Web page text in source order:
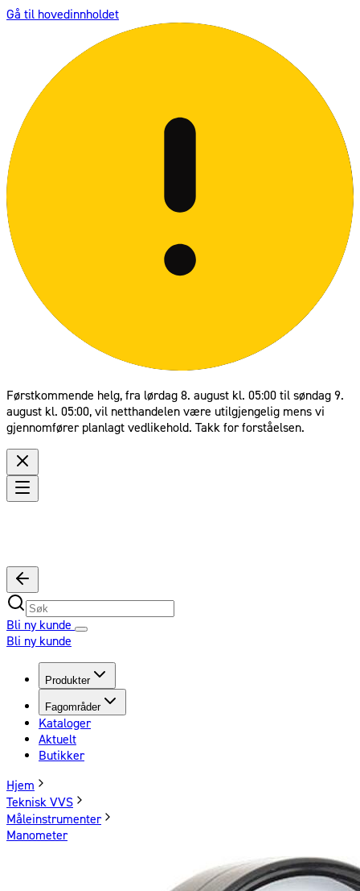
Gå til hovedinnholdet
Førstkommende helg, fra lørdag 8. august kl. 05:00 til søndag 9.
august kl. 05:00, vil netthandelen være utilgjengelig mens vi
gjennomfører planlagt vedlikehold. Takk for forståelsen.
Bli ny kunde
Bli ny kunde
Produkter
Fagområder
Kataloger
Aktuelt
Butikker
Hjem
Teknisk VVS
Måleinstrumenter
Manometer